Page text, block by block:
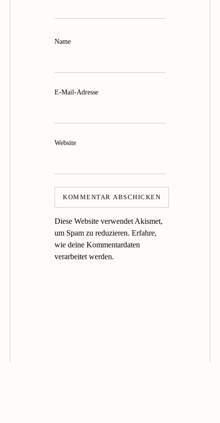
Name
E-Mail-Adresse
Website
Diese Website verwendet Akismet,
um Spam zu reduzieren. Erfahre,
wie deine Kommentardaten
verarbeitet werden.